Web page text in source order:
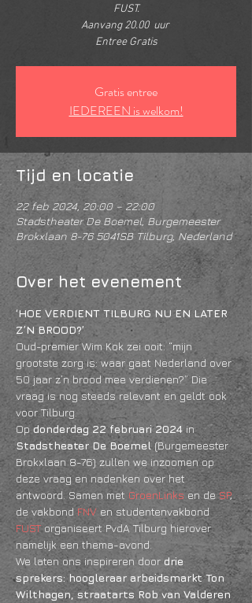
FUST.
Aanvang 20.00 uur
Entree Gratis
Gratis entree
IEDEREEN is welkom!
Tijd en locatie
22 feb 2024, 20:00 – 22:00
Stadstheater De Boemel, Burgemeester
Brokxlaan 8-76 5041SB Tilburg, Nederland
Over het evenement
‘HOE VERDIENT TILBURG NU EN LATER
Z’N BROOD?’
Oud-premier Wim Kok zei ooit: “mijn
grootste zorg is: waar gaat Nederland over
50 jaar z’n brood mee verdienen?” Die
vraag is nog steeds relevant en geldt ook
voor Tilburg.
Op donderdag 22 februari 2024 in
Stadstheater De Boemel (Burgemeester
Brokxlaan 8-76) zullen we inzoomen op
deze vraag en nadenken over het
antwoord. Samen met GroenLinks en de SP,
de vakbond FNV en studentenvakbond
FUST organiseert PvdA Tilburg hierover
namelijk een thema-avond.
We laten ons inspireren door drie
sprekers: hoogleraar arbeidsmarkt Ton
Wilthagen, straatarts Rob van Valderen